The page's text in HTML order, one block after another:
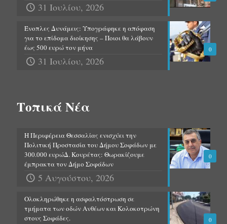
31 Ιουλίου, 2026
0
Ένοπλες Δυνάμεις: Υπογράφηκε η απόφαση
για το επίδομα διοίκησης – Ποιοι θα λάβουν
έως 500 ευρώ τον μήνα
31 Ιουλίου, 2026
Τοπικά Νέα
0
Η Περιφέρεια Θεσσαλίας ενισχύει την
Πολιτική Προστασία του Δήμου Σοφάδων με
300.000 ευρώΔ. Κουρέτας: Θωρακίζουμε
έμπρακτα τον Δήμο Σοφάδων
5 Αυγούστου, 2026
0
Ολοκληρώθηκε η ασφαλτόστρωση σε
τμήματα των οδών Ανθέων και Κολοκοτρώνη
στους Σοφάδες.